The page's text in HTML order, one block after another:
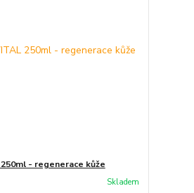
250ml - regenerace kůže
Skladem